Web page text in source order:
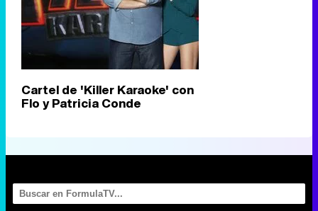
Cartel de 'Killer Karaoke' con
Flo y Patricia Conde